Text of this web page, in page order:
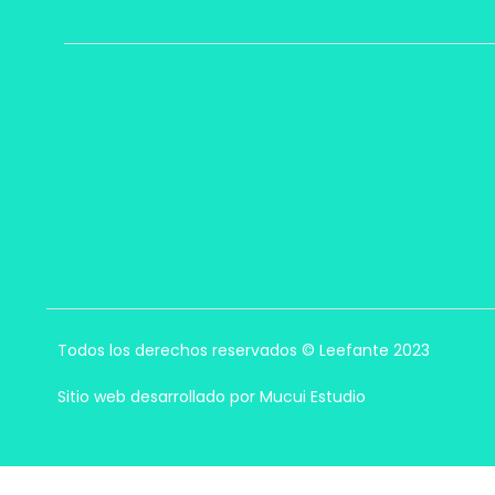
Todos los derechos reservados © Leefante 2023
Sitio web desarrollado por Mucui Estudio